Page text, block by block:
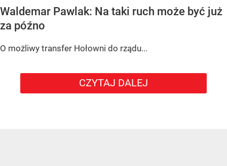
Waldemar Pawlak: Na taki ruch może być już
za późno
O możliwy transfer Hołowni do rządu...
CZYTAJ DALEJ